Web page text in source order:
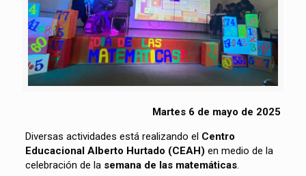
Martes 6 de mayo de 2025
Diversas actividades está realizando el Centro
Educacional Alberto Hurtado (CEAH) en medio de la
celebración de lasemana de las matemáticas.